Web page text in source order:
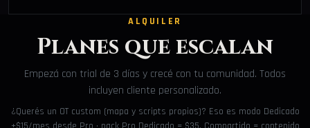
ALQUILER
Planes que escalan
Empezá con trial de 3 días y crecé con tu comunidad. Todos
incluyen cliente personalizado.
¿Querés un OT custom (mapa y scripts propios)? Eso es modo Dedicado